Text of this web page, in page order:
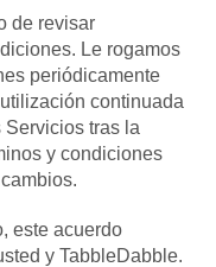
de revisar
Le rogamos
periódicamente
continuada
Servicios tras la
y condiciones
este acuerdo
y TabbleDabble.